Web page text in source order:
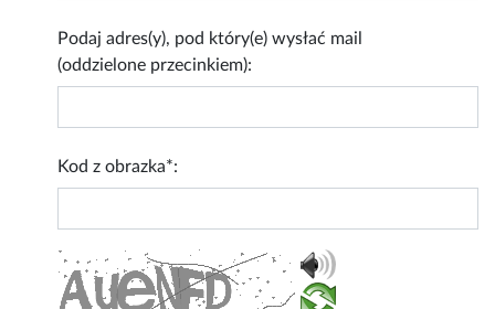
Podaj adres(y), pod który(e) wysłać mail
(oddzielone przecinkiem):
Kod z obrazka*: